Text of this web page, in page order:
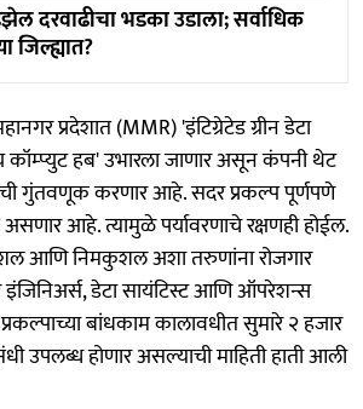
डिझेल दरवाढीचा भडका उडाला; सर्वाधिक
जिल्ह्यात?
प्रदेशात (MMR) 'इंटिग्रेटेड ग्रीन डेटा
हब' उभारला जाणार असून कंपनी थेट
गुंतवणूक करणार आहे. सदर प्रकल्प पूर्णपणे
आहे. त्यामुळे पर्यावरणाचे रक्षणही होईल.
कुशल आणि निमकुशल अशा तरुणांना रोजगार
डेटा सायंटिस्ट आणि ऑपरेशन्स
बांधकाम कालावधीत सुमारे २ हजार
उपलब्ध होणार असल्याची माहिती हाती आली